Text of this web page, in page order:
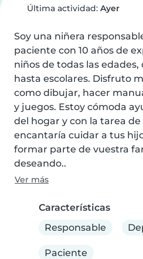
Última actividad: Ayer
Soy una niñera
paciente con 10 años de
niños de todas las
hasta escolares. Disfruto
como dibujar, hacer
y juegos. Estoy cómoda
del hogar y con la tarea de
encantaría cuidar a tus
formar parte de vuestra
deseando..
Ver más
Características
Responsable
Paciente